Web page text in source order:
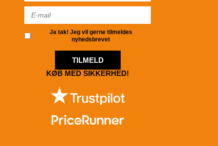
Ja tak! Jeg vil gerne tilmeldes
nyhedsbrevet
TILMELD
KØB MED SIKKERHED!